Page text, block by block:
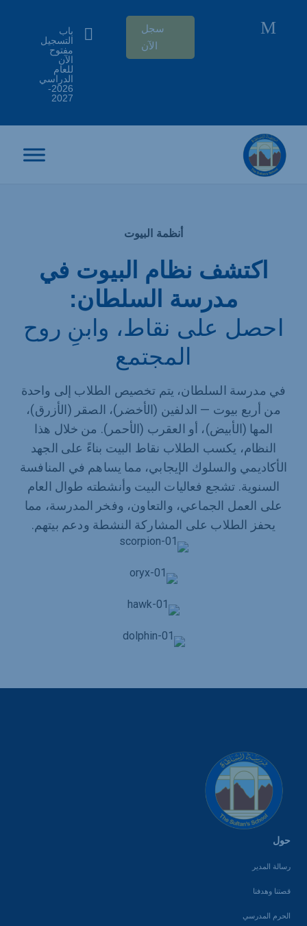
M
سجل
الآن

باب
التسجيل
مفتوح
الآن
للعام
الدراسي
2026-
2027
أنظمة البيوت
اكتشف نظام البيوت في
مدرسة السلطان:
احصل على نقاط، وابنِ روح
المجتمع
في مدرسة السلطان، يتم تخصيص الطلاب إلى واحدة
من أربع بيوت — الدلفين (الأخضر)، الصقر (الأزرق)،
المها (الأبيض)، أو العقرب (الأحمر). من خلال هذا
النظام، يكسب الطلاب نقاط البيت بناءً على الجهد
الأكاديمي والسلوك الإيجابي، مما يساهم في المنافسة
السنوية. تشجع فعاليات البيت وأنشطته طوال العام
على العمل الجماعي، والتعاون، وفخر المدرسة، مما
يحفز الطلاب على المشاركة النشطة ودعم بيتهم.
حول
رسالة المدير
قصتنا وهدفنا
الحرم المدرسي